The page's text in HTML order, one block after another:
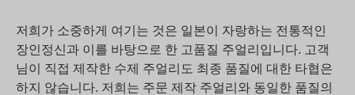
저희가 소중하게 여기는 것은 일본이 자랑하는 전통적인
장인정신과 이를 바탕으로 한 고품질 주얼리입니다. 고객
님이 직접 제작한 수제 주얼리도 최종 품질에 대한 타협은
하지 않습니다. 저희는 주문 제작 주얼리와 동일한 품질의